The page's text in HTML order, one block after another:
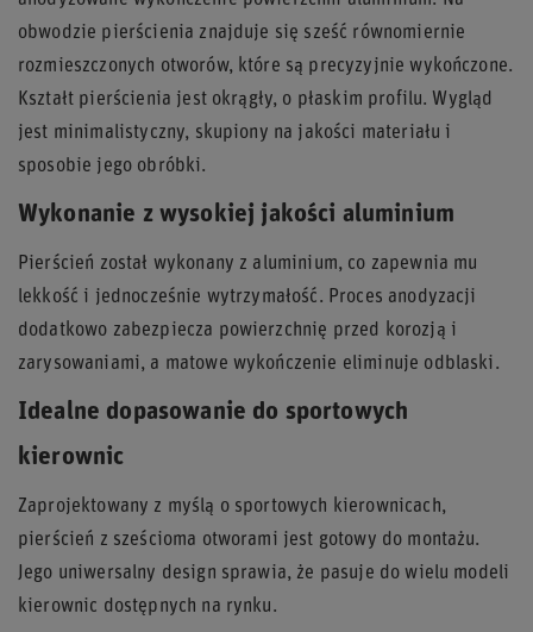
obwodzie pierścienia znajduje się sześć równomiernie
rozmieszczonych otworów, które są precyzyjnie wykończone.
Kształt pierścienia jest okrągły, o płaskim profilu. Wygląd
jest minimalistyczny, skupiony na jakości materiału i
sposobie jego obróbki.
Wykonanie z wysokiej jakości aluminium
Pierścień został wykonany z aluminium, co zapewnia mu
lekkość i jednocześnie wytrzymałość. Proces anodyzacji
dodatkowo zabezpiecza powierzchnię przed korozją i
zarysowaniami, a matowe wykończenie eliminuje odblaski.
Idealne dopasowanie do sportowych
kierownic
Zaprojektowany z myślą o sportowych kierownicach,
pierścień z sześcioma otworami jest gotowy do montażu.
Jego uniwersalny design sprawia, że pasuje do wielu modeli
kierownic dostępnych na rynku.